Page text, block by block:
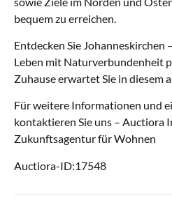
bequem zu erreichen.
Entdecken Sie Johanneskirchen
Leben mit Naturverbundenheit
Zuhause erwartet Sie in diesem
Für weitere Informationen und
kontaktieren Sie uns – Auctiora
Zukunftsagentur für Wohnen
Auctiora-ID:17548